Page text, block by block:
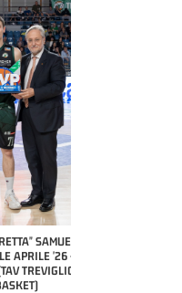
SAMUEL
'26 -
TREVIGLIO